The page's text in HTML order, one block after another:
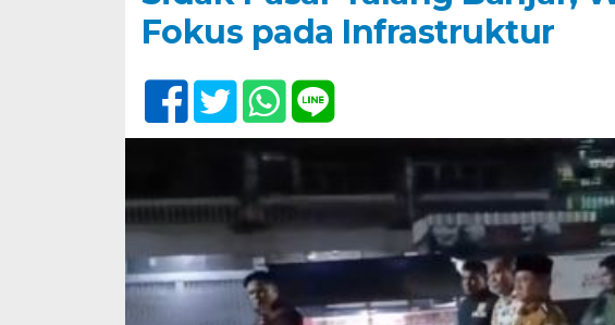
Fokus pada Infrastruktur